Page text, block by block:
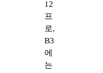
12
프
로,
B3
에
는